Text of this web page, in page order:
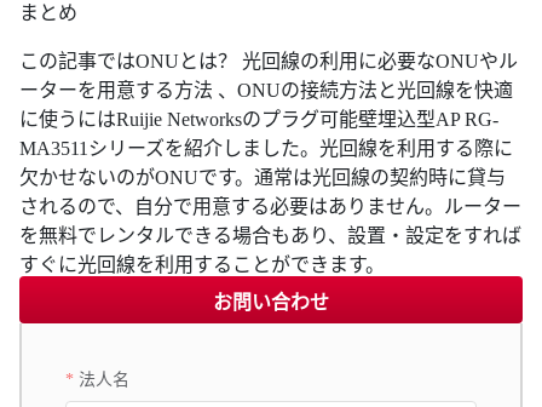
まとめ
この記事ではONUとは？ 光回線の利用に必要なONUやル
ーターを用意する方法 、ONUの接続方法と光回線を快適
に使うにはRuijie Networksのプラグ可能壁埋込型AP RG-
MA3511シリーズを紹介しました。光回線を利用する際に
欠かせないのがONUです。通常は光回線の契約時に貸与
されるので、自分で用意する必要はありません。ルーター
を無料でレンタルできる場合もあり、設置・設定をすれば
すぐに光回線を利用することができます。
お問い合わせ
法人名